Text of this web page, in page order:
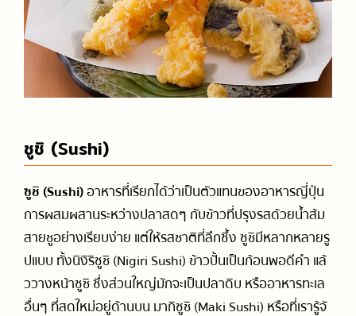
ซูชิ (Sushi)
ซูชิ (Sushi)อาหารที่เรียกได้ว่าเป็นตัวแทนของอาหารญี่ปุ่น
การผสมผสานระหว่างปลาสดๆ กับข้าวที่ปรุงรสด้วยน้ำส้ม
สายชูอย่างเรียบง่าย แต่ให้รสชาติที่ลึกซึ้ง ซูชิมีหลากหลายรู
ปแบบ ทั้งนิงิริซูชิ (Nigiri Sushi) ข้าวปั้นเป็นก้อนพอดีคำ แล้
ววางหน้าซูชิ ซึ่งส่วนใหญ่มักจะเป็นปลาดิบ หรืออาหารทะเล
อื่นๆ ที่สดใหม่อยู่ด้านบน มากิซูชิ (Maki Sushi) หรือที่เรารู้จั